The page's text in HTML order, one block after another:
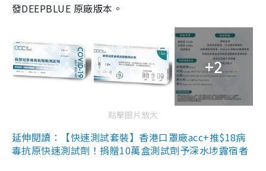
發DEEPBLUE 原廠版本。
+2
點擊圖片放大
延伸閱讀：【快速測試套裝】香港口罩廠acc+推$18病
毒抗原快速測試劑！捐贈10萬盒測試劑予深水埗露宿者